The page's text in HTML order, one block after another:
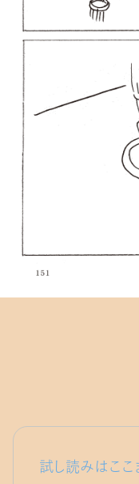
試し読みはここ